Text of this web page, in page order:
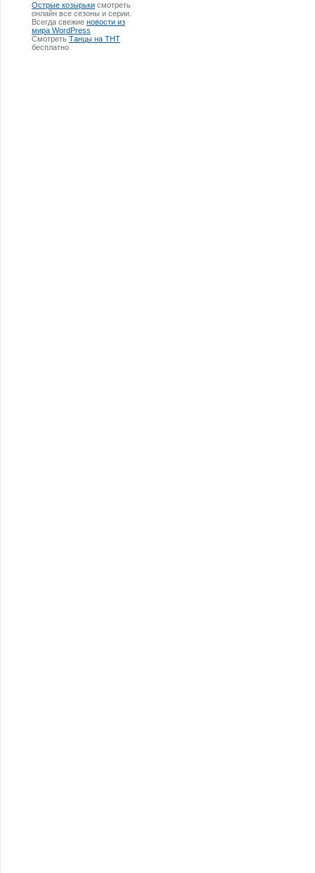
Острые козырьки смотреть
онлайн все сезоны и серии.
Всегда свежие новости из
мира WordPress
Смотреть Танцы на ТНТ
бесплатно